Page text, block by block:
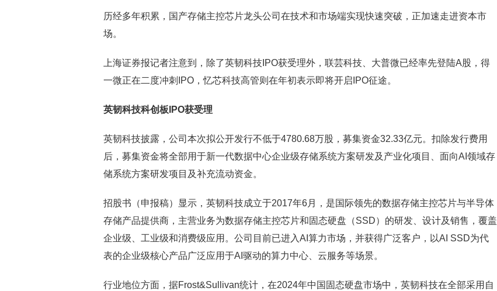
历经多年积累，国产存储主控芯片龙头公司在技术和市场端实现快速突破，正加速走进资本市
场。
上海证券报记者注意到，除了英韧科技IPO获受理外，联芸科技、大普微已经率先登陆A股，得
一微正在二度冲刺IPO，忆芯科技高管则在年初表示即将开启IPO征途。
英韧科技科创板IPO获受理
英韧科技披露，公司本次拟公开发行不低于4780.68万股，募集资金32.33亿元。扣除发行费用
后，募集资金将全部用于新一代数据中心企业级存储系统方案研发及产业化项目、面向AI领域存
储系统方案研发项目及补充流动资金。
招股书（申报稿）显示，英韧科技成立于2017年6月，是国际领先的数据存储主控芯片与半导体
存储产品提供商，主营业务为数据存储主控芯片和固态硬盘（SSD）的研发、设计及销售，覆盖
企业级、工业级和消费级应用。公司目前已进入AI算力市场，并获得广泛客户，以AI SSD为代
表的企业级核心产品广泛应用于AI驱动的算力中心、云服务等场景。
行业地位方面，据Frost&Sullivan统计，在2024年中国固态硬盘市场中，英韧科技在全部采用自